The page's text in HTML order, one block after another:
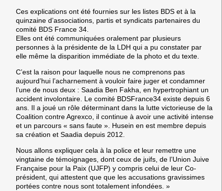
Ces explications ont été fournies sur les listes BDS et à la
quinzaine d’associations, partis et syndicats partenaires du
comité BDS France 34.
Elles ont été communiquées oralement par plusieurs
personnes à la présidente de la LDH qui a pu constater par
elle même la disparition immédiate de la photo et du texte.
C’est la raison pour laquelle nous ne comprenons pas
aujourd’hui l’acharnement à vouloir faire juger et condamner
l’une de nous deux : Saadia Ben Fakha, en hypertrophiant un
accident involontaire. Le comité BDSFrance34 existe depuis 6
ans. Il a joué un rôle déterminant dans la lutte victorieuse de la
Coalition contre Agrexco, il continue à avoir une activité intense
et un parcours « sans faute ». Husein en est membre depuis
sa création et Saadia depuis 2012.
Nous allons expliquer cela à la police et leur remettre une
vingtaine de témoignages, dont ceux de juifs, de l’Union Juive
Française pour la Paix (UJFP) y compris celui de leur Co-
président, qui attestent que que les accusations gravissimes
portées contre nous sont totalement infondées. »